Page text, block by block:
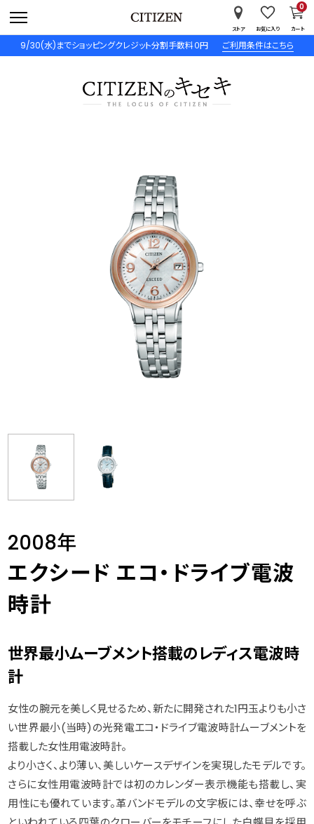
9/30(水)までショッピングクレジット分割手数料０円 ご利用条件はこちら
ストア お気に入り カート
0
2008年
エクシード エコ・ドライブ電波
時計
世界最小ムーブメント搭載のレディス電波時
計
女性の腕元を美しく見せるため、新たに開発された1円玉よりも小さ
い世界最小(当時)の光発電エコ・ドライブ電波時計ムーブメントを
搭載した女性用電波時計。
より小さく、より薄い、美しいケースデザインを実現したモデルです。
さらに女性用電波時計では初のカレンダー表示機能も搭載し、実
用性にも優れています。革バンドモデルの文字板には、幸せを呼ぶ